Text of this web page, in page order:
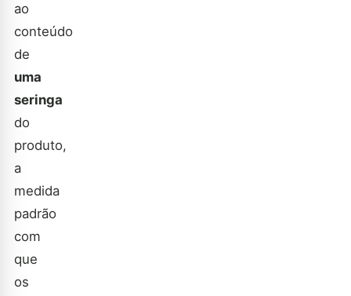
ao
conteúdo
de
uma
seringa
do
produto,
a
medida
padrão
com
que
os